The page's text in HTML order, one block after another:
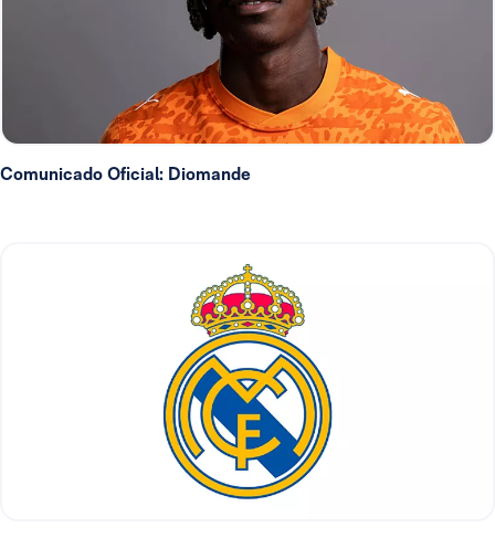
Comunicado Oficial: Diomande